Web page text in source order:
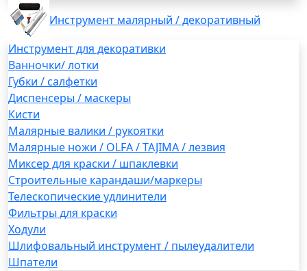
Инструмент малярный / декоративный
Инструмент для декоративки
Ванночки/ лотки
Губки / салфетки
Диспенсеры / маскеры
Кисти
Малярные валики / рукоятки
Малярные ножи / OLFA / TAJIMA / лезвия
Миксер для краски / шпаклевки
Строительные карандаши/маркеры
Телескопические удлинители
Фильтры для краски
Ходули
Шлифовальный инструмент / пылеудалители
Шпатели